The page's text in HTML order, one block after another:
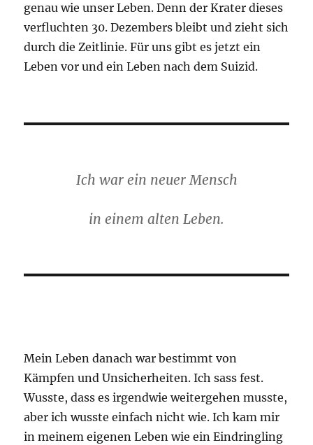
genau wie unser Leben. Denn der Krater dieses
verfluchten 30. Dezembers bleibt und zieht sich
durch die Zeitlinie. Für uns gibt es jetzt ein
Leben vor und ein Leben nach dem Suizid.
Ich war ein neuer Mensch
in einem alten Leben.
Mein Leben danach war bestimmt von
Kämpfen und Unsicherheiten. Ich sass fest.
Wusste, dass es irgendwie weitergehen musste,
aber ich wusste einfach nicht wie. Ich kam mir
in meinem eigenen Leben wie ein Eindringling